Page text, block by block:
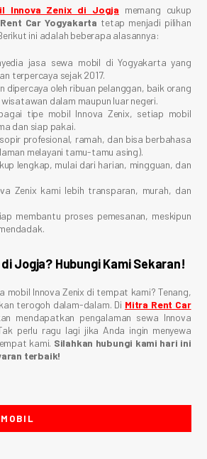
Innova Zenix di Jogja memang cukup
Car Yogyakarta tetap menjadi pilihan
ini adalah beberapa alasannya:
jasa sewa mobil di Yogyakarta yang
terpercaya sejak 2017.
dipercaya oleh ribuan pelanggan, baik orang
dalam maupun luar negeri.
tipe mobil Innova Zenix, setiap mobil
dan siap pakai.
profesional, ramah, dan bisa berbahasa
melayani tamu-tamu asing).
lengkap, mulai dari harian, mingguan, dan
Zenix kami lebih transparan, murah, dan
membantu proses pemesanan, meskipun
Jogja? Hubungi Kami Sekaran!
mobil Innova Zenix di tempat kami? Tenang,
terogoh dalam-dalam. Di Mitra Rent Car
mendapatkan pengalaman sewa Innova
perlu ragu lagi jika Anda ingin menyewa
kami. Silahkan hubungi kami hari ini
terbaik!